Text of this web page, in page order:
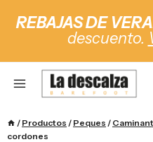
REBAJAS DE
descuento.
/ Productos / Peques /
cordones